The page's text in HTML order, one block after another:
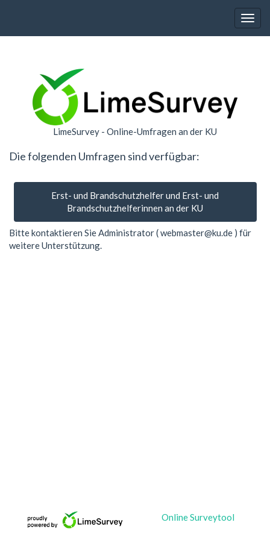
LimeSurvey - Online-Umfragen an der KU
Die folgenden Umfragen sind verfügbar:
Erst- und Brandschutzhelfer und Erst- und
Brandschutzhelferinnen an der KU
Bitte kontaktieren Sie Administrator ( webmaster@ku.de ) für
weitere Unterstützung.
Online Surveytool